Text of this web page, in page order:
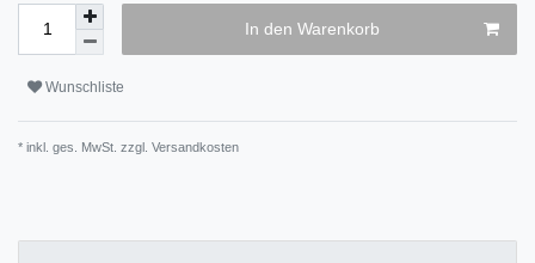
In den Warenkorb
Wunschliste
* inkl. ges. MwSt. zzgl. Versandkosten